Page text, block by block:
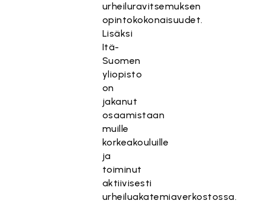
urheiluravitsemuksen
opintokokonaisuudet.
Lisäksi
Itä-
Suomen
yliopisto
on
jakanut
osaamistaan
muille
korkeakouluille
ja
toiminut
aktiivisesti
urheiluakatemiaverkostossa.